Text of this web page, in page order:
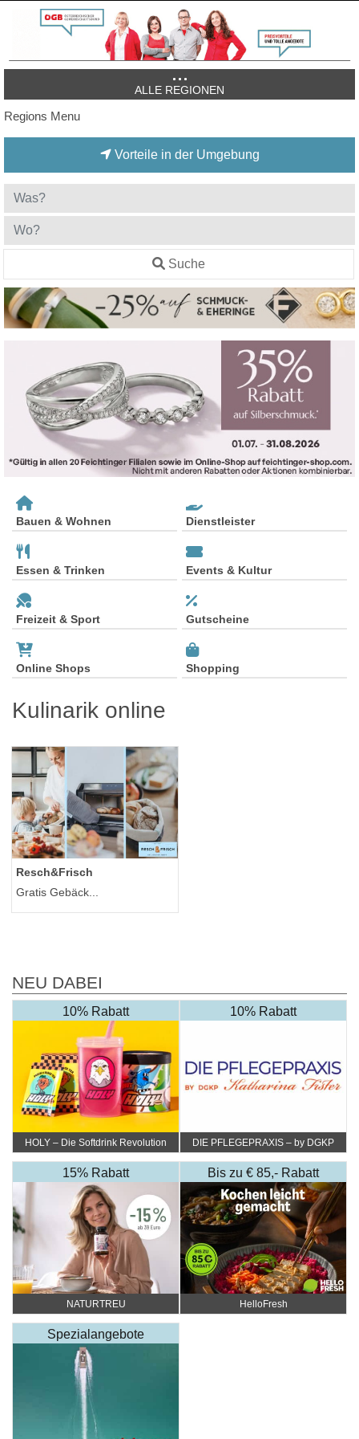
ALLE REGIONEN
Regions Menu
Vorteile in der Umgebung
Suche
Bauen & Wohnen Dienstleister
Essen & Trinken Events & Kultur
Freizeit & Sport Gutscheine
Online Shops Shopping
Kulinarik online
Resch&Frisch
Gratis Gebäck...
NEU DABEI
10% Rabatt
HOLY – Die Softdrink Revolution
10% Rabatt
DIE PFLEGEPRAXIS – by DGKP
15% Rabatt
NATURTREU
Bis zu € 85,- Rabatt
HelloFresh
Spezialangebote